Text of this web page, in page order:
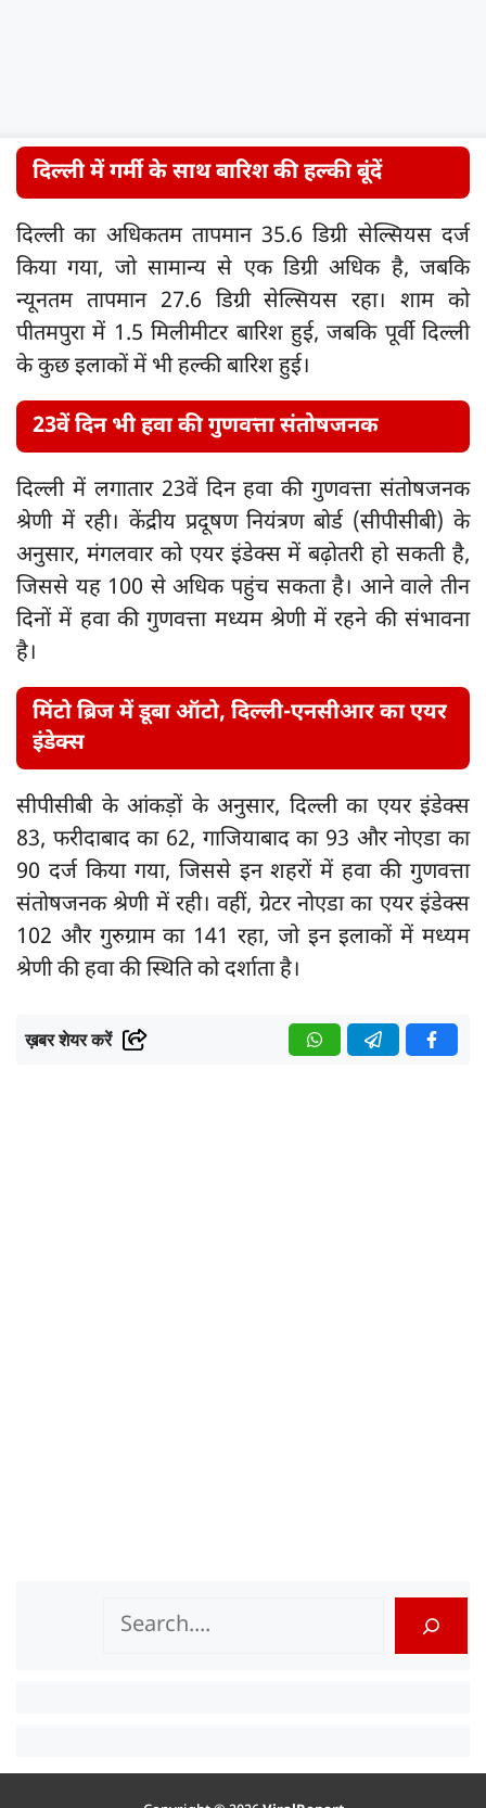
दिल्ली में गर्मी के साथ बारिश की हल्की बूंदें
दिल्ली का अधिकतम तापमान 35.6 डिग्री सेल्सियस दर्ज
किया गया, जो सामान्य से एक डिग्री अधिक है, जबकि
न्यूनतम तापमान 27.6 डिग्री सेल्सियस रहा। शाम को
पीतमपुरा में 1.5 मिलीमीटर बारिश हुई, जबकि पूर्वी दिल्ली
के कुछ इलाकों में भी हल्की बारिश हुई।
23वें दिन भी हवा की गुणवत्ता संतोषजनक
दिल्ली में लगातार 23वें दिन हवा की गुणवत्ता संतोषजनक
श्रेणी में रही। केंद्रीय प्रदूषण नियंत्रण बोर्ड (सीपीसीबी) के
अनुसार, मंगलवार को एयर इंडेक्स में बढ़ोतरी हो सकती है,
जिससे यह 100 से अधिक पहुंच सकता है। आने वाले तीन
दिनों में हवा की गुणवत्ता मध्यम श्रेणी में रहने की संभावना
है।
मिंटो ब्रिज में डूबा ऑटो, दिल्ली-एनसीआर का एयर
इंडेक्स
सीपीसीबी के आंकड़ों के अनुसार, दिल्ली का एयर इंडेक्स
83, फरीदाबाद का 62, गाजियाबाद का 93 और नोएडा का
90 दर्ज किया गया, जिससे इन शहरों में हवा की गुणवत्ता
संतोषजनक श्रेणी में रही। वहीं, ग्रेटर नोएडा का एयर इंडेक्स
102 और गुरुग्राम का 141 रहा, जो इन इलाकों में मध्यम
श्रेणी की हवा की स्थिति को दर्शाता है।
ख़बर शेयर करें